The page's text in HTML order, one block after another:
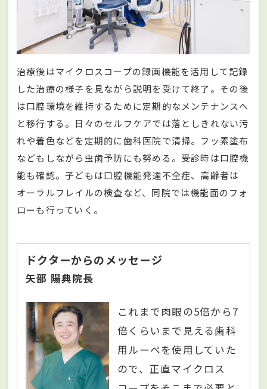
治療後はマイクロスコープの録画機能を活用して記録
した治療の様子を見ながら説明を受けて終了。その後
は口腔環境を維持するために定期的なメンテナンスへ
と移行する。日々のセルフケアでは落としきれない汚
れや着色などを定期的に歯科医院で清掃。フッ素塗布
などもしながら虫歯予防にも努める。受診時は口腔機
能も確認。子どもは口腔機能発達不全症、高齢者は
オーラルフレイルの検査など、同院では機能面のフォ
ローも行っていく。
ドクターからのメッセージ
矢部 陽典院長
これまで肉眼の5倍から7
倍くらいまで見える歯科
用ルーペを使用していた
ので、正直マイクロス